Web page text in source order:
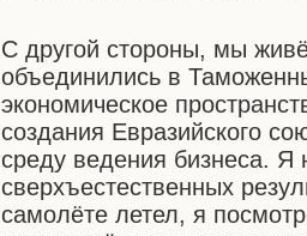
С другой стороны, мы
объединились в
экономическое
создания Евразийского
среду ведения бизнеса. Я
сверхъестественных
самолёте летел, я